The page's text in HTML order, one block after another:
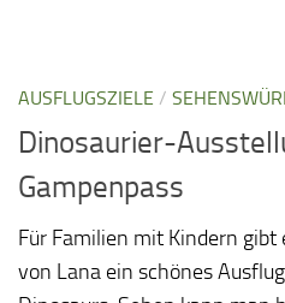
AUSFLUGSZIELE /
Dinosaurier-
Gampenpass
Für Familien mit Kindern gibt
von Lana ein schönes